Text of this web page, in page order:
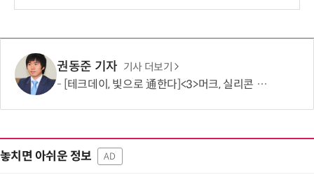
보
권동준 기자 기사 더보기
[테크데이, 빛으로 通한다]<3>머크, 실리콘 포토닉스 공략 개시…'신성장 동력 확보'
놓치면 아쉬운 정보 AD